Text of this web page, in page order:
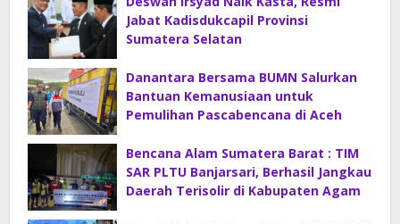
Jabat Kadisdukcapil Provinsi
Sumatera Selatan
Danantara Bersama BUMN Salurkan
Bantuan Kemanusiaan untuk
Pemulihan Pascabencana di Aceh
Bencana Alam Sumatera Barat : TIM
SAR PLTU Banjarsari, Berhasil Jangkau
Daerah Terisolir di Kabupaten Agam